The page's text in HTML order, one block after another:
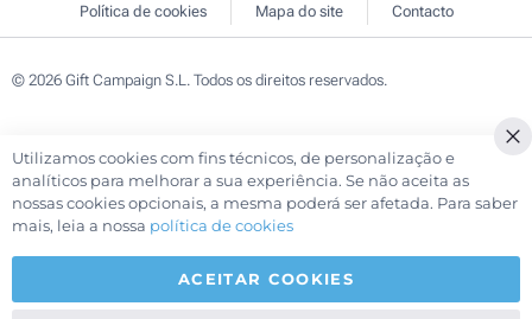
Política de cookies
Mapa do site Contacto
© 2026 Gift Campaign S.L. Todos os direitos reservados.
Utilizamos cookies com fins técnicos, de personalização e
analíticos para melhorar a sua experiência. Se não aceita as
nossas cookies opcionais, a mesma poderá ser afetada. Para saber
mais, leia a nossa política de cookies
ACEITAR COOKIES